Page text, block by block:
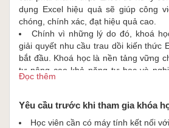
dụng Excel hiệu quả sẽ giúp công
chóng, chính xác, đạt hiệu quả cao.
Chính vì những lý do đó, khoá
giải quyết nhu cầu trau dồi kiến thức
bắt đầu. Khoá học là nền tảng vững
tự nâng cao khả năng tự học và
nâng cao dưới sự hướng dẫn của
trong các doanh nghiệp trong và
Đức Thanh.
Đọc thêm
Yêu cầu trước khi tham gia khóa
Học viên cần có máy tính kết nối